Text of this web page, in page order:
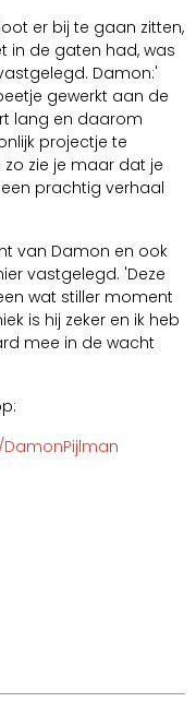
er bij te gaan zitten,
in de gaten had, was
Damon:'
gewerkt aan de
lang en daarom
projectje te
zie je maar dat je
prachtig verhaal
van Damon en ook
vastgelegd. 'Deze
wat stiller moment
is hij zeker en ik heb
mee in de wacht